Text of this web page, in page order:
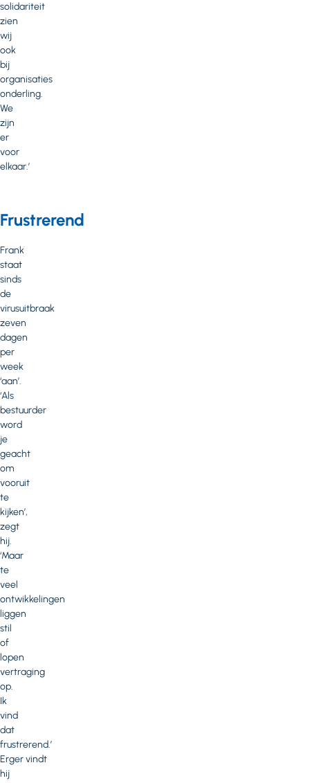
solidariteit
zien
wij
ook
bij
organisaties
onderling.
We
zijn
er
voor
elkaar.’
Frustrerend
Frank
staat
sinds
de
virusuitbraak
zeven
dagen
per
week
‘aan’.
‘Als
bestuurder
word
je
geacht
om
vooruit
te
kijken’,
zegt
hij.
‘Maar
te
veel
ontwikkelingen
liggen
stil
of
lopen
vertraging
op.
Ik
vind
dat
frustrerend.’
Erger vindt
hij